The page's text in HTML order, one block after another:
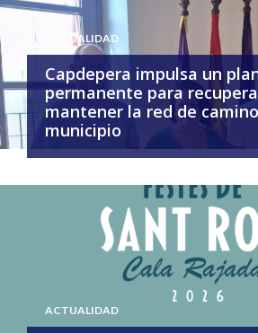
ACTUALIDAD
Capdepera impulsa un
permanente para
mantener la red de
municipio
ACTUALIDAD